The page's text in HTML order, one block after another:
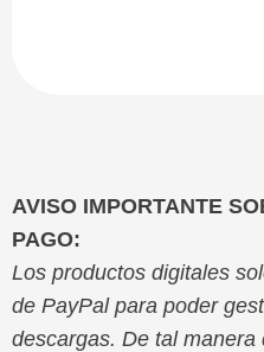
AVISO IMPORTANTE
PAGO:
Los productos digitales
de PayPal para poder
descargas. De tal